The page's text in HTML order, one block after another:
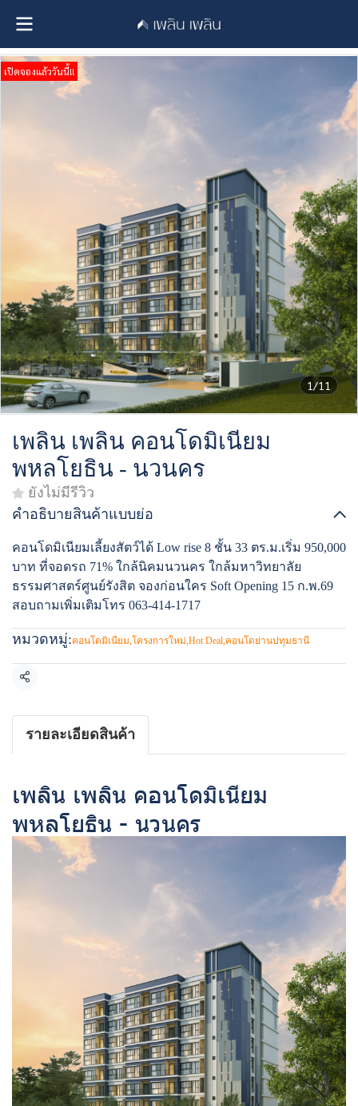
1/11
เปิดจองแล้ววันนี้!!
เพลิน เพลิน คอนโดมิเนียม
พหลโยธิน - นวนคร
ยังไม่มีรีวิว
คำอธิบายสินค้าแบบย่อ
คอนโดมิเนียมเลี้ยงสัตว์ได้ Low rise 8 ชั้น 33 ตร.ม.เริ่ม 950,000
บาท ที่จอดรถ 71% ใกล้นิคมนวนคร ใกล้มหาวิทยาลัย
ธรรมศาสตร์ศูนย์รังสิต จองก่อนใคร Soft Opening 15 ก.พ.69
สอบถามเพิ่มเติมโทร 063-414-1717
หมวดหมู่:คอนโดมิเนียม,โครงการใหม่,Hot Deal,คอนโดย่านปทุมธานี
แชร์
รายละเอียดสินค้า
เพลิน เพลิน คอนโดมิเนียม
พหลโยธิน - นวนคร